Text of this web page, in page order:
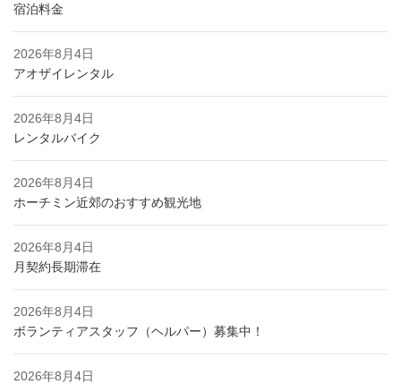
宿泊料金
2026年8月4日
アオザイレンタル
2026年8月4日
レンタルバイク
2026年8月4日
ホーチミン近郊のおすすめ観光地
2026年8月4日
月契約長期滞在
2026年8月4日
ボランティアスタッフ（ヘルパー）募集中！
2026年8月4日